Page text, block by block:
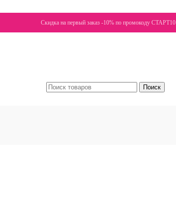
Скидка на первый заказ -10% по промокоду СТАРТ10
Поиск